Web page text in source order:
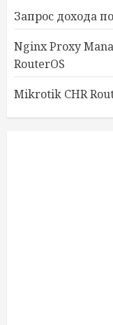
Запрос дохода
Nginx Proxy
RouterOS
Mikrotik CHR